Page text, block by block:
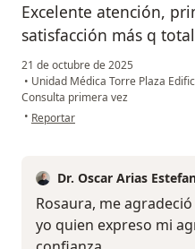
Excelente atención,
satisfacción más q total
21 de octubre de 2025
• Unidad Médica Torre Plaza
Consulta primera vez
• en opinión del usuario Rosaura
Reportar
Dr. Oscar Arias
Rosaura, me
yo quien expreso mi